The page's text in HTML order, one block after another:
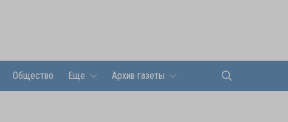
Общество Еще Архив газеты